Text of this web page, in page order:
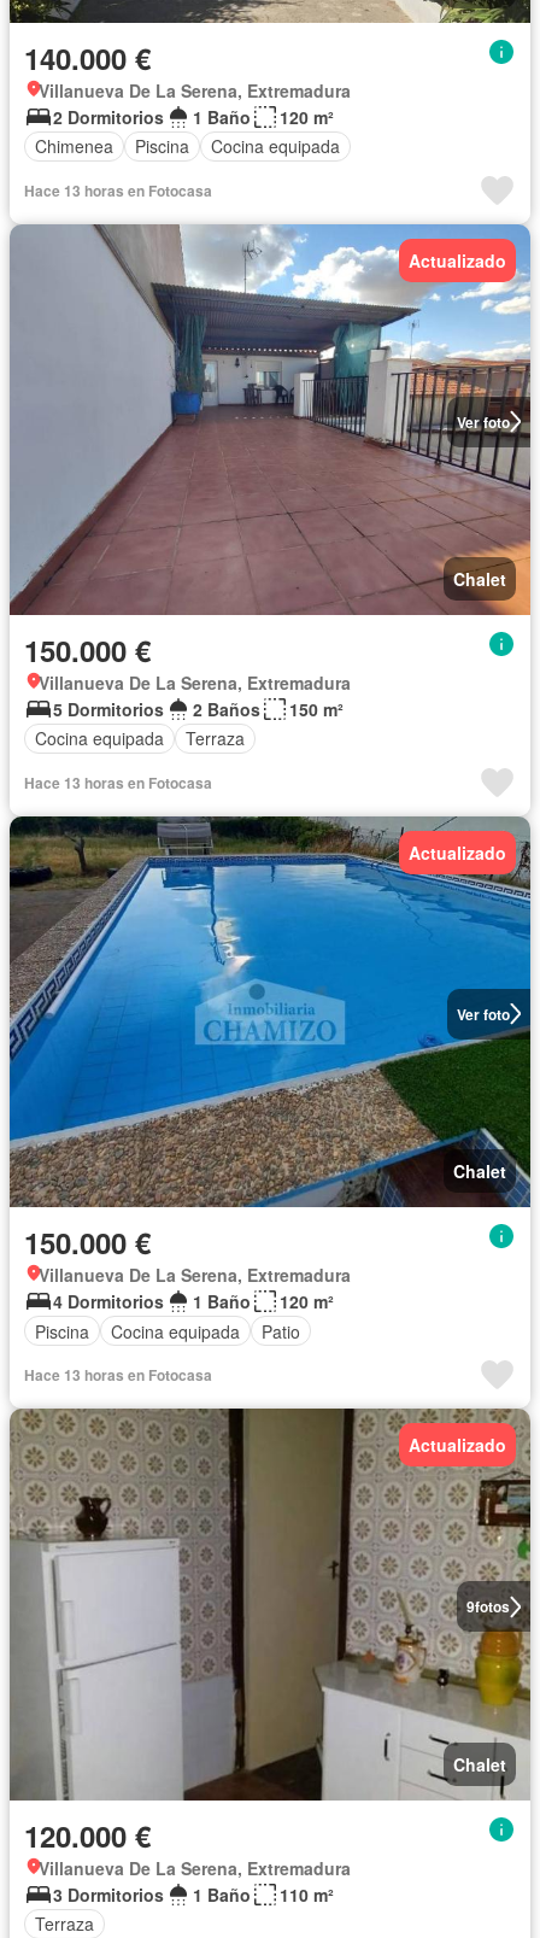
140.000 €
Villanueva De La Serena, Extremadura
2 Dormitorios
1 Baño
120 m²
Chimenea
Piscina Cocina equipada
Hace 13 horas en Fotocasa
Ver foto
Actualizado
Chalet
150.000 €
Villanueva De La Serena, Extremadura
5 Dormitorios
2 Baños
150 m²
Cocina equipada
Terraza
Hace 13 horas en Fotocasa
Ver foto
Actualizado
Chalet
150.000 €
Villanueva De La Serena, Extremadura
4 Dormitorios
1 Baño
120 m²
Piscina
Cocina equipada Patio
Hace 13 horas en Fotocasa
9fotos
Actualizado
Chalet
120.000 €
Villanueva De La Serena, Extremadura
3 Dormitorios
1 Baño
110 m²
Terraza